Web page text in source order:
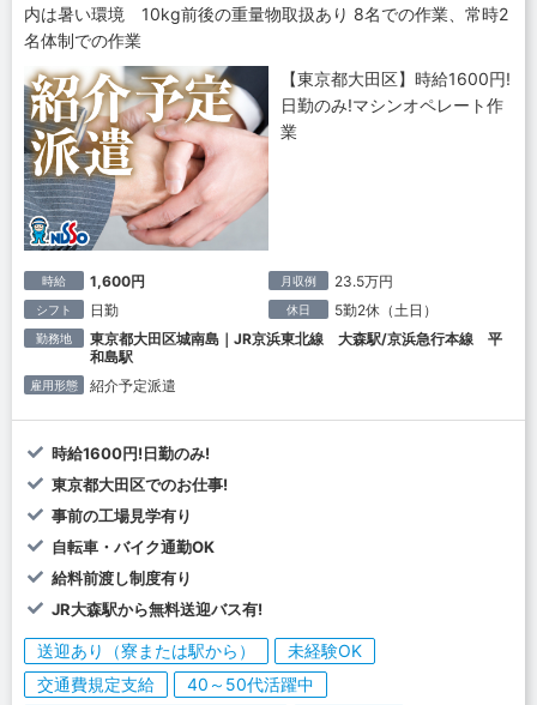
内は暑い環境 10kg前後の重量物取扱あり 8名での作業、常時2
名体制での作業
【東京都大田区】時給1600円!
日勤のみ!マシンオペレート作
業
時給 1,600円 月収例 23.5万円
シフト 日勤 休日 5勤2休（土日）
勤務地
東京都大田区城南島｜JR京浜東北線 大森駅/京浜急行本線 平
和島駅
雇用形態 紹介予定派遣
時給1600円!日勤のみ!
東京都大田区でのお仕事!
事前の工場見学有り
自転車・バイク通勤OK
給料前渡し制度有り
JR大森駅から無料送迎バス有!
送迎あり（寮または駅から）
未経験OK
交通費規定支給
40～50代活躍中